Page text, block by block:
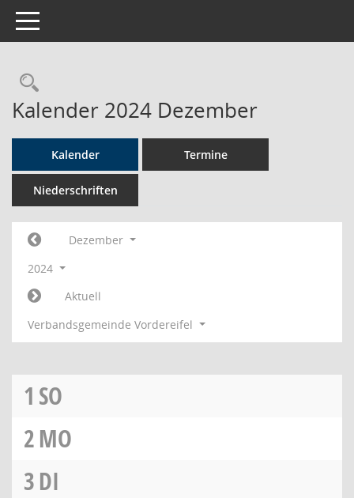
Toggle navigation
Rechercheauswahl
Kalender 2024 Dezember
Kalender Termine
Niederschriften
Dezember
2024
Aktuell
Verbandsgemeinde Vordereifel
1 SO
2MO
3DI